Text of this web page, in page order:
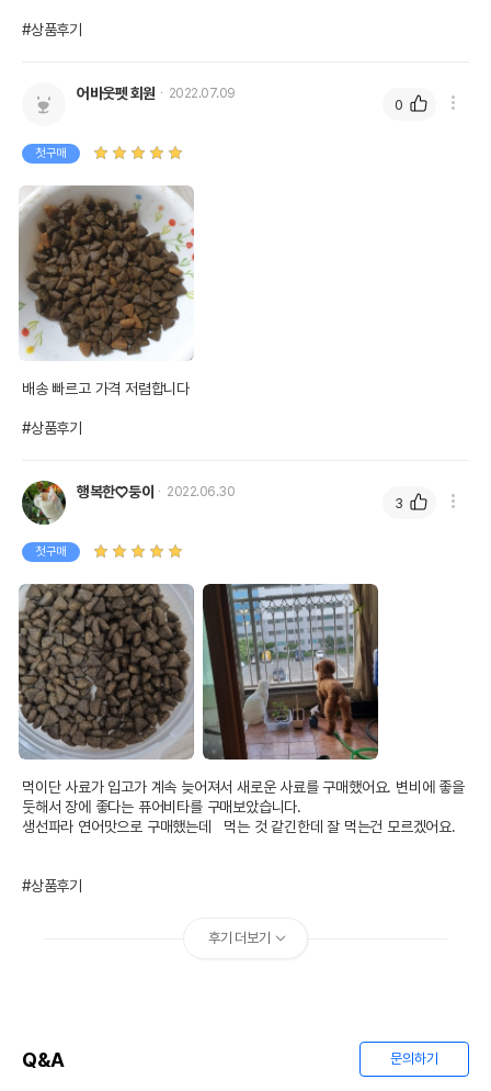
품명 및 모델명 퓨어비타 캣 그레인프리 연어&완두콩 3kg
법에 의한 인증,허가 등을
받았음을 확인할수 있는
제조국 또는 원산지 미국
제조자,수입품의 경우
수입자를 함께 표기
KLN ENTERPRISES, lnc./(주)
피앤비인터내셔널
AS책임자와 전화번호
또는 소비자상담 관련
전화번호
어바웃펫//1644-9601
유통기한
유통기한이 최소 2026.12.06이거나 그
이후인 상품이 출고됩니다.
단, 상품명에 유통기한 명시된 경우, 해당
#상품후기
어바웃펫 회원 2022.07.09
첫구매
배송 빠르고 가격 저렴합니다
#상품후기
0
행복한♡둥이 2022.06.30
첫구매
먹이단 사료가 입고가 계속 늦어져서 새로운 사료를 구매했어요. 변비에 좋을
둣해서 장에 좋다는 퓨어비타를 구매보았습니다.
생선파라 연어맛으로 구매했는데   먹는 것 같긴한데 잘 먹는건 모르겠어요.
#상품후기
3
후기 더보기
Q&A 문의하기